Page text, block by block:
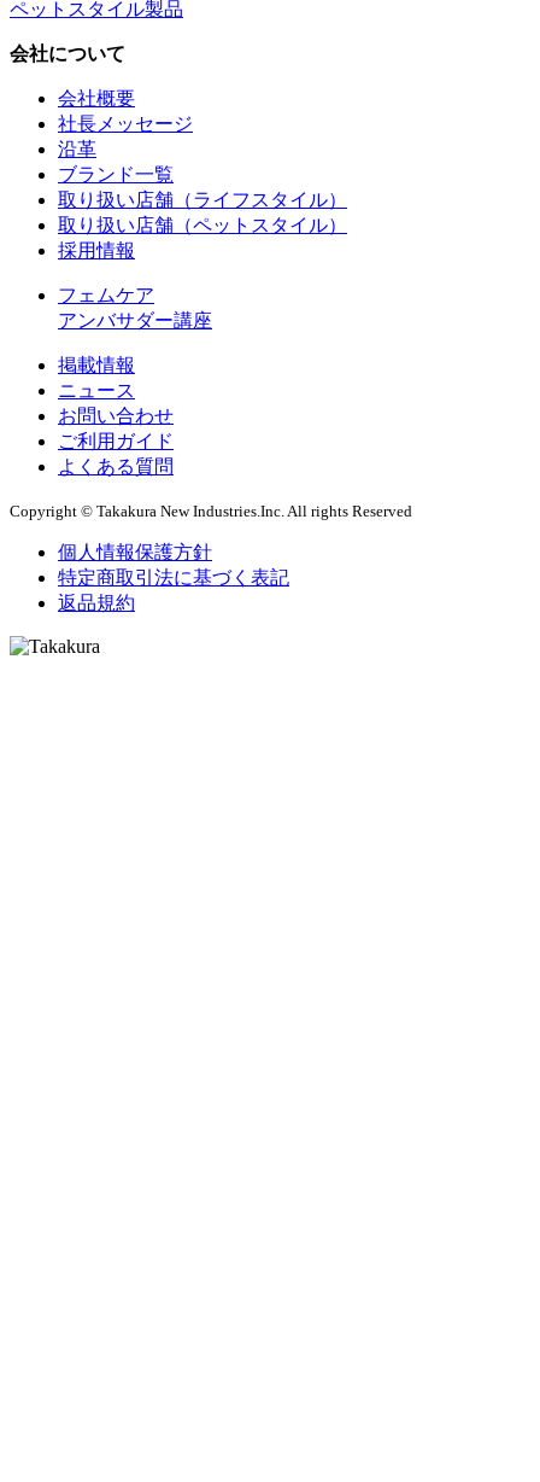
ペットスタイル製品
会社について
会社概要
社長メッセージ
沿革
ブランド一覧
取り扱い店舗（ライフスタイル）
取り扱い店舗（ペットスタイル）
採用情報
フェムケア
アンバサダー講座
掲載情報
ニュース
お問い合わせ
ご利用ガイド
よくある質問
Copyright © Takakura New Industries.Inc. All rights Reserved
個人情報保護方針
特定商取引法に基づく表記
返品規約